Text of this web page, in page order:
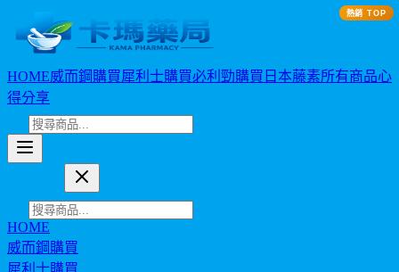
HOME威而鋼購買犀利士購買必利勁購買 日本藤素所有商品心
得分享
HOME
威而鋼購買
犀利士購買
熱銷 TOP